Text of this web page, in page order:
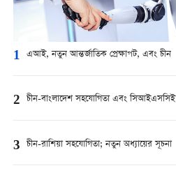
1 এআই, নতুন আন্তর্জাতিক প্রেক্ষাপট, এবং চীন
2 চীন-বাংলাদেশ সহযোগিতা এবং সিআইএসসিই
3 চীন-রাশিয়া সহযোগিতা; নতুন অধ্যায়ের সূচনা